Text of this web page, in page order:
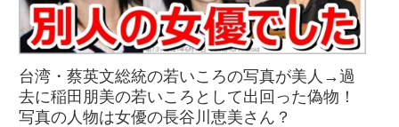
台湾・蔡英文総統の若いころの写真が美人→過
去に稲田朋美の若いころとして出回った偽物！
写真の人物は女優の長谷川恵美さん？